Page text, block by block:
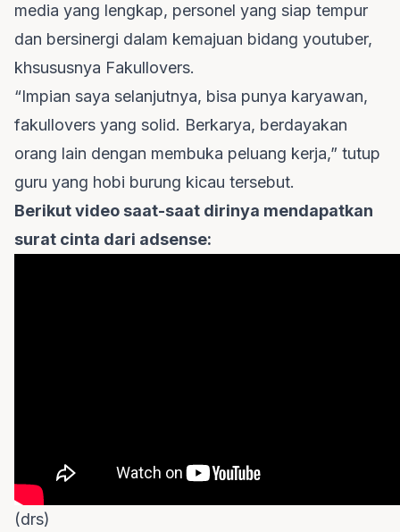
media yang lengkap, personel yang siap tempur
dan bersinergi dalam kemajuan bidang youtuber,
khsususnya Fakullovers.
“Impian saya selanjutnya, bisa punya karyawan,
fakullovers yang solid. Berkarya, berdayakan
orang lain dengan membuka peluang kerja,” tutup
guru yang hobi burung kicau tersebut.
Berikut video saat-saat dirinya mendapatkan
surat cinta dari adsense:
(drs)